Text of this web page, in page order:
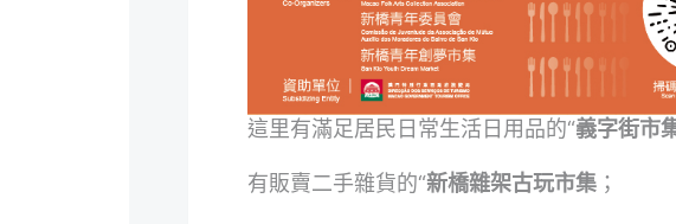
這里有滿足居民日常生活日用品的“義字街市
有販賣二手雜貨的“新橋雜架古玩市集 ；